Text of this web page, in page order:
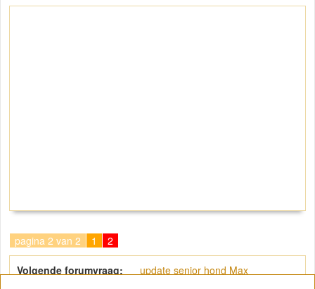
pagina 2 van 2 1 2
Volgende forumvraag:
update senior hond Max